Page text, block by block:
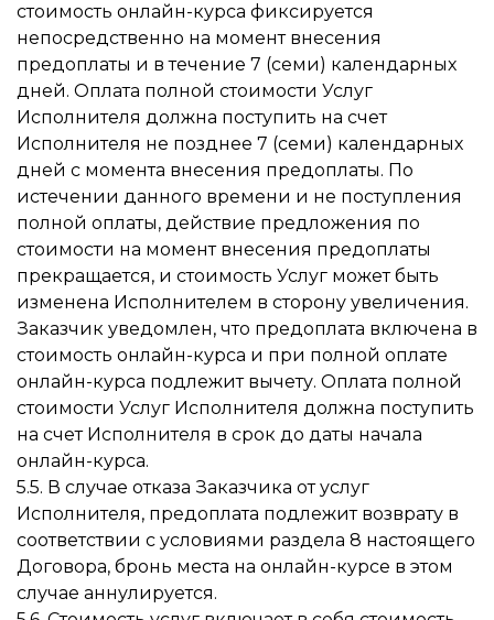
стоимость онлайн-курса фиксируется
непосредственно на момент внесения
предоплаты и в течение 7 (семи) календарных
дней. Оплата полной стоимости Услуг
Исполнителя должна поступить на счет
Исполнителя не позднее 7 (семи) календарных
дней с момента внесения предоплаты. По
истечении данного времени и не поступления
полной оплаты, действие предложения по
стоимости на момент внесения предоплаты
прекращается, и стоимость Услуг может быть
изменена Исполнителем в сторону увеличения.
Заказчик уведомлен, что предоплата включена в
стоимость онлайн-курса и при полной оплате
онлайн-курса подлежит вычету. Оплата полной
стоимости Услуг Исполнителя должна поступить
на счет Исполнителя в срок до даты начала
онлайн-курса.
5.5. В случае отказа Заказчика от услуг
Исполнителя, предоплата подлежит возврату в
соответствии с условиями раздела 8 настоящего
Договора, бронь места на онлайн-курсе в этом
случае аннулируется.